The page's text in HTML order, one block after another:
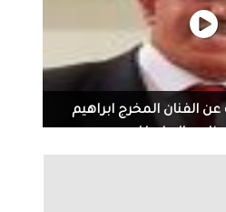
عن الفنان المخرج ابراهيم